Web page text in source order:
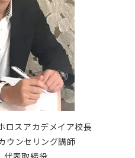
スアカデメイア校長
ウンセリング講師